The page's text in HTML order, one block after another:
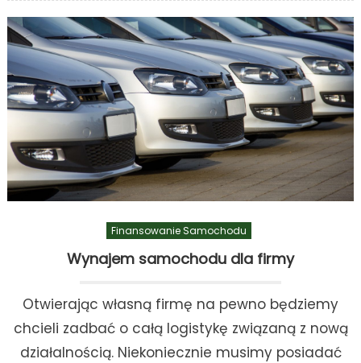
Finansowanie Samochodu
Wynajem samochodu dla firmy
Otwierając własną firmę na pewno będziemy
chcieli zadbać o całą logistykę związaną z nową
działalnością. Niekoniecznie musimy posiadać